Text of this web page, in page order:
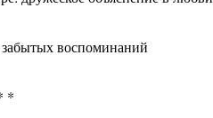
воспоминаний
*